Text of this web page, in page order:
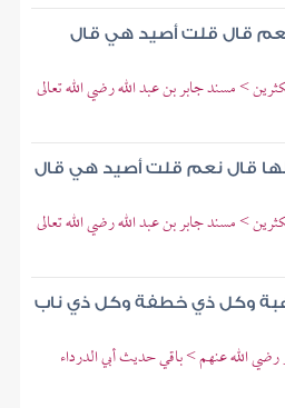
قال قلت أصيد هي قال
> مسند جابر بن عبد الله رضي الله تعالى
قال نعم قلت أصيد هي قال
> مسند جابر بن عبد الله رضي الله تعالى
وكل ذي خطفة وكل ذي ناب
الله عنهم > باقي حديث أبي الدرداء